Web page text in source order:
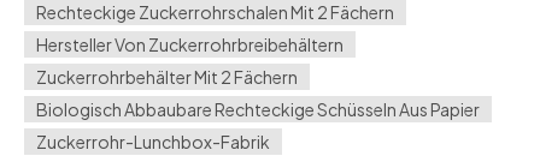
Rechteckige Zuckerrohrschalen Mit 2 Fächern
Hersteller Von Zuckerrohrbreibehältern
Zuckerrohrbehälter Mit 2 Fächern
Biologisch Abbaubare Rechteckige Schüsseln Aus Papier
Zuckerrohr-Lunchbox-Fabrik